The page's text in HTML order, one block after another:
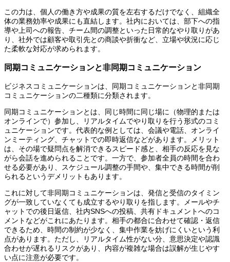
この力は、個人の働き方や成果の質を左右するだけでなく、組織全
体の業務効率や成果にも直結します。社内においては、部下への指
導や上司への報告、チーム間の調整といった日常的なやり取りがあ
り、社外では顧客や取引先との商談や折衝など、立場や状況に応じ
た柔軟な対応が求められます。
同期コミュニケーションと非同期コミュニケーション
ビジネスコミュニケーションは、同期コミュニケーションと非同期
コミュニケーションの二種類に分類されます。
同期コミュニケーションとは、同じ時間に同じ場に（物理的または
オンラインで）参加し、リアルタイムでやり取りを行う形式のコミ
ュニケーションです。代表的な例としては、会議や電話、オンライ
ンミーティング、チャットでの即時返信などがあります。メリット
は、その場で疑問点を解消できるスピード感と、相手の反応を見な
がら会話を進められることです。一方で、参加者全員の時間を合わ
せる必要があり、スケジュール調整の手間や、集中できる時間が削
られるというデメリットもあります。
これに対して非同期コミュニケーションは、発信と受信のタイミン
グが一致していなくても成立するやり取りを指します。メールやチ
ャットでの後日返信、社内SNSへの投稿、共有ドキュメントへのコ
メントなどがこれにあたります。相手の都合に合わせて確認・返信
できるため、時間の制約が少なく、集中作業を妨げにくいという利
点があります。ただし、リアルタイム性がない分、意思決定や認識
合わせが遅れるリスクがあり、内容が複雑な場合は誤解が生じやす
い点に注意が必要です。